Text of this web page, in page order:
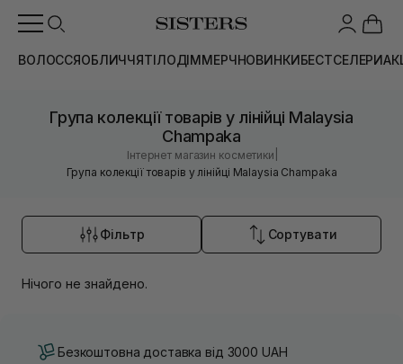
ВОЛОССЯОБЛИЧЧЯТІЛОДІММЕРЧНОВИНКИБЕСТСЕЛЕРИ
Група колекції товарів у лінійці Malaysia
Champaka
Інтернет магазин косметики
Група колекції товарів у лінійці Malaysia Champaka
Фільтр Сортувати
Нічого не знайдено.
Безкоштовна доставка від 3000 UAH